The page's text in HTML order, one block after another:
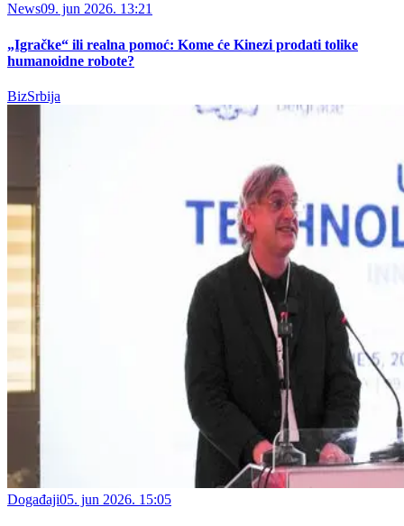
News09. jun 2026. 13:21
„Igračke“ ili realna pomoć: Kome će Kinezi prodati tolike
humanoidne robote?
BizSrbija
Događaji05. jun 2026. 15:05